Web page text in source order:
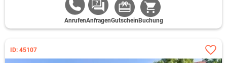
AnrufenAnfragenGutschein Buchung
ID: 45107